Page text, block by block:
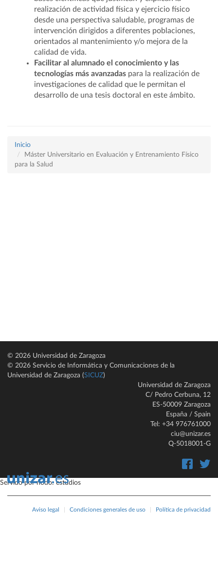
realización de actividad física y ejercicio físico
desde una perspectiva saludable, programas de
intervención dirigidos a diferentes poblaciones,
orientados al mantenimiento y/o mejora de la
calidad de vida.
Facilitar al alumnado el conocimiento y las
tecnologías más avanzadas para la realización de
investigaciones de calidad que le permitan el
desarrollo de una tesis doctoral en este ámbito.
Inicio
Máster Universitario en Evaluación y Entrenamiento Físico
para la Salud
© 2026 Universidad de Zaragoza
© 2026 Servicio de Informática y Comunicaciones de la
Universidad de Zaragoza (SICUZ)
Universidad de Zaragoza
C/ Pedro Cerbuna, 12
ES-50009 Zaragoza
España / Spain
Tel: +34 976761000
ciu@unizar.es
Q-5018001-G
Aviso legal Condiciones generales de uso Política de privacidad
Servido por nodo: estudios